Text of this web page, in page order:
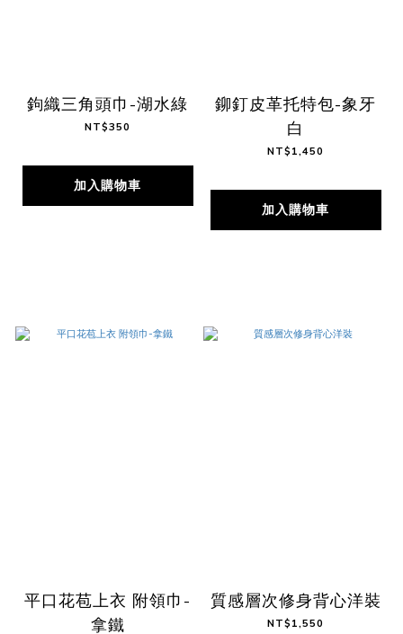
鉤織三角頭巾-湖水綠
NT$350
加入購物車
鉚釘皮革托特包-象牙
白
NT$1,450
加入購物車
平口花苞上衣 附領巾-
拿鐵
質感層次修身背心洋裝
NT$1,550